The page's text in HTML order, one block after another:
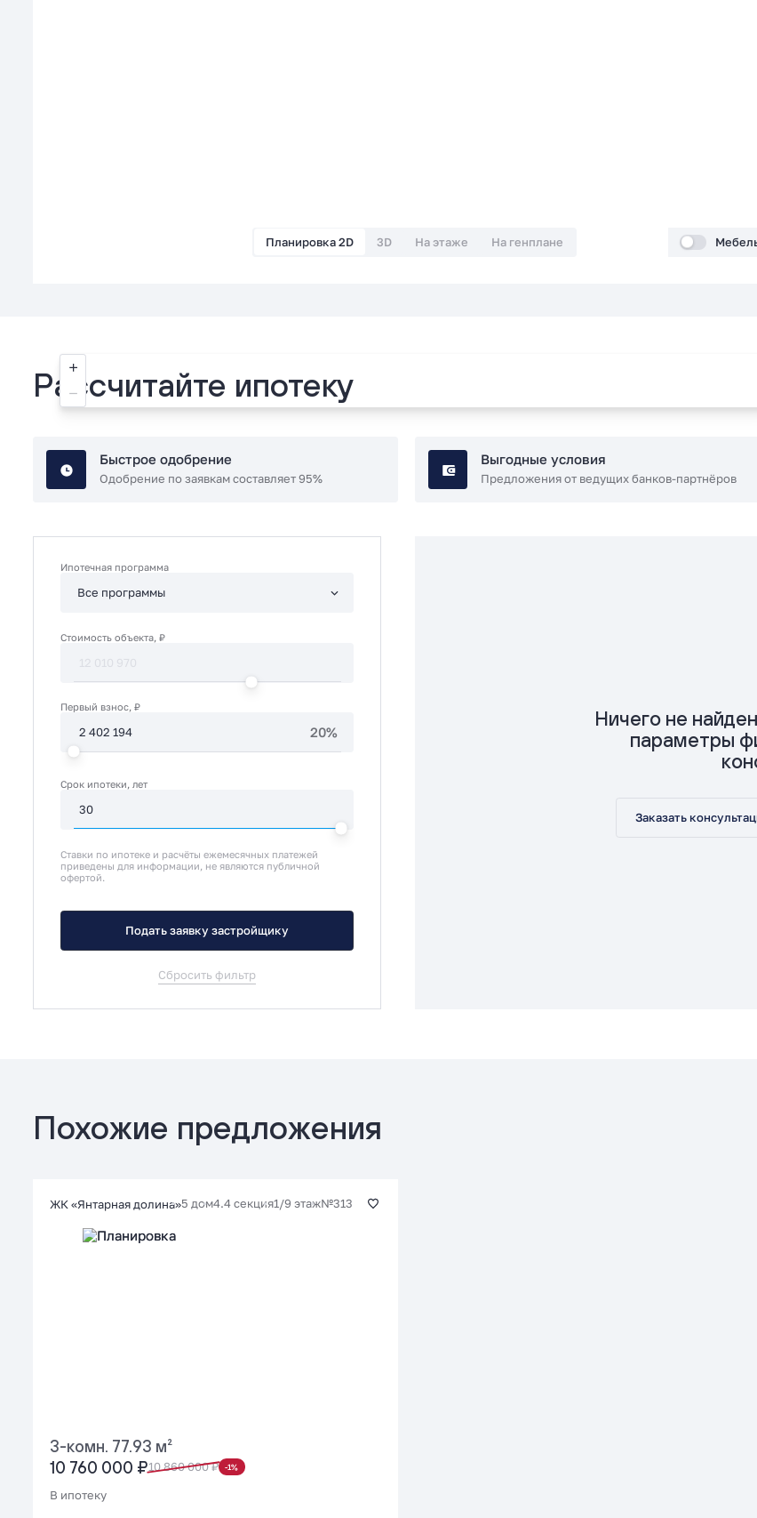
Планировка 2D 3D На этаже На генплане
Рассчитайте ипотеку
Быстрое одобрение
Одобрение по заявкам составляет 95%
Выгодные условия
Предложения от ведущих банков-партнёров
Ипотечная программа
Стоимость объекта, ₽
Первый взнос, ₽
20%
Срок ипотеки, лет
Ставки по ипотеке и расчёты ежемесячных платежей
приведены для информации, не являются публичной
офертой.
Подать заявку застройщику
Сбросить фильтр
Ничего не
параметры
Заказать
Похожие предложения
ЖК «Янтарная долина»5 дом4.4 секция1/9 этаж№313
3-комн. 77.93 м²
10 760 000 ₽10 860 000 ₽ -1%
В ипотеку